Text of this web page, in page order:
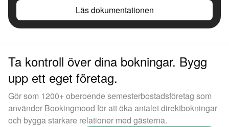
Läs dokumentationen
Ta kontroll över dina bokningar. Bygg
upp ett eget företag.
Gör som 1200+ oberoende semesterbostadsföretag som
använder Bookingmood för att öka antalet direktbokningar
och bygga starkare relationer med gästerna.